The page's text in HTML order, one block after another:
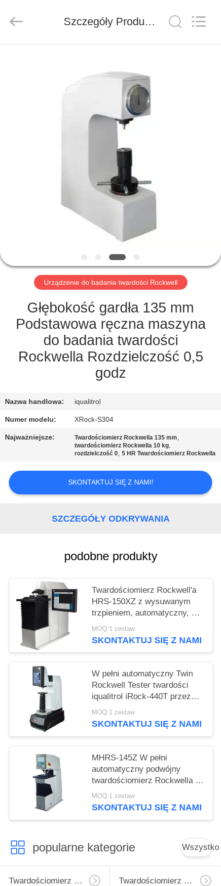
WYCIECZKA
KONTROLA
JAKOŚCI
SITEMAP
PRIVACY
Rights
Reserved.
ECER
Szczegóły Produktu
Urządzenie do badania twardości Rockwell
Głębokość gardła 135 mm
Podstawowa ręczna maszyna
do badania twardości
Rockwella Rozdzielczość 0,5
godz
Nazwa handlowa: iqualitrol
Numer modelu: XRock-S304
Najważniejsze: Twardościomierz Rockwella 135 mm,
twardościomierz Rockwella 10 kg,
rozdzielczość 0,5 HR Twardościomierz Rockwella
SKONTAKTUJ SIĘ Z NAMI!
SZCZEGÓŁY ODKRYWANIA
podobne produkty
Twardościomierz Rockwell'a
HRS-150XZ z wysuwanym
trzpieniem, automatyczny, do
pomiarów zwykłych i
powierzchownych
MOQ:1 zestaw
SKONTAKTUJ SIĘ Z NAMI
W pełni automatyczny Twin
Rockwell Tester twardości
iqualitrol iRock-440T przez
jeden klucz operacji
MOQ:1 zestaw
SKONTAKTUJ SIĘ Z NAMI
MHRS-145Z W pełni
automatyczny podwójny
twardościomierz Rockwella z
precyzyjnym czujnikiem
przemieszczenia
MOQ:1 zestaw
SKONTAKTUJ SIĘ Z NAMI
popularne kategorie Wszystko
Twardościomierz Micro Vickers Twardościomierz Vickersa